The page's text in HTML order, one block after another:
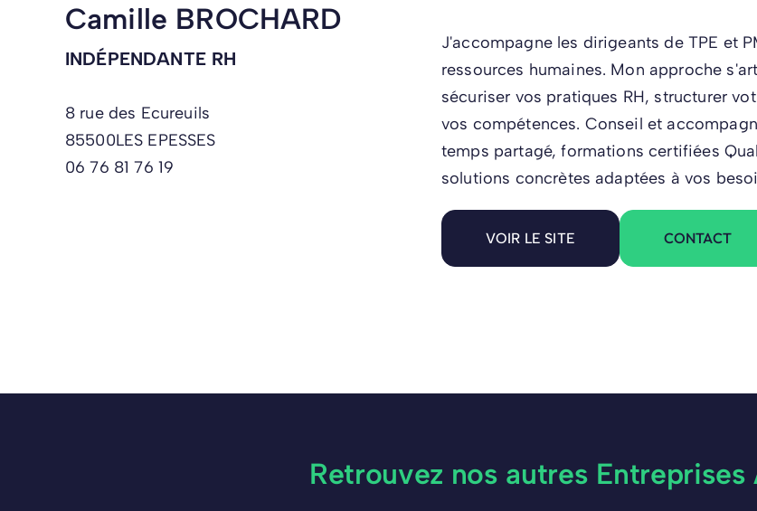
Camille BROCHARD
INDÉPENDANTE RH
8 rue des Ecureuils
85500LES EPESSES
06 76 81 76 19
J'accompagne les dirigeants de TPE et
ressources humaines. Mon approche
sécuriser vos pratiques RH, structurer
vos compétences. Conseil et
temps partagé, formations certifiées
solutions concrètes adaptées à vos
VOIR LE SITE CONTACT
Retrouvez nos autres Entreprises